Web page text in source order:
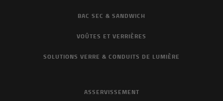
BAC SEC & SANDWICH
VOÛTES ET VERRIÈRES
SOLUTIONS VERRE & CONDUITS DE LUMIÈRE
ASSERVISSEMENT